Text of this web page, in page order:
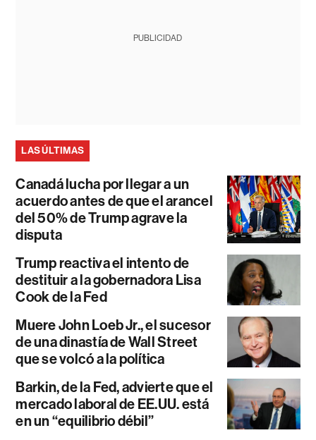
PUBLICIDAD
LAS ÚLTIMAS
Canadá lucha por llegar a un
acuerdo antes de que el arancel
del 50% de Trump agrave la
disputa
Trump reactiva el intento de
destituir a la gobernadora Lisa
Cook de la Fed
Muere John Loeb Jr., el sucesor
de una dinastía de Wall Street
que se volcó a la política
Barkin, de la Fed, advierte que el
mercado laboral de EE.UU. está
en un “equilibrio débil”